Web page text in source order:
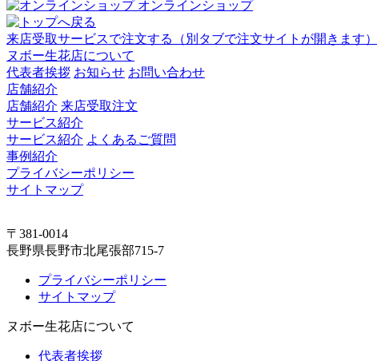
オンラインショップ
来店受取サービスで注文する （別タブで注文サイトが開きます）
ヌボー生花店について
代表者挨拶 お知らせ お問い合わせ
店舗紹介
店舗紹介 来店受取注文
サービス紹介
サービス紹介 よくあるご質問
事例紹介
プライバシーポリシー
サイトマップ
〒381-0014
長野県長野市北尾張部715-7
プライバシーポリシー
サイトマップ
ヌボー生花店について
代表者挨拶